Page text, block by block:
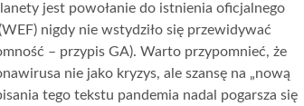
jest powołanie do istnienia oficjalnego
nigdy nie wstydziło się przewidywać
– przypis GA). Warto przypomnieć, że
nie jako kryzys, ale szansę na „nową
tego tekstu pandemia nadal pogarsza się